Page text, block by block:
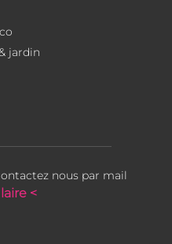
jardin
nous par mail
<